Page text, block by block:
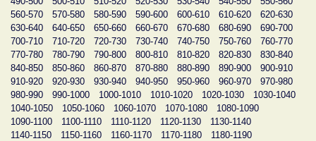
560-570
570-580 580-590 590-600 600-610 610-620
620-630
630-640
640-650 650-660 660-670 670-680 680-690
690-700
700-710
710-720 720-730 730-740 740-750 750-760
760-770
770-780
780-790 790-800 800-810 810-820 820-830
830-840
840-850
850-860 860-870 870-880 880-890 890-900
900-910
910-920
920-930 930-940 940-950 950-960 960-970
970-980
980-990
990-1000 1000-1010 1010-1020 1020-1030
1030-1040
1040-1050
1050-1060 1060-1070 1070-1080
1080-1090
1090-1100
1100-1110 1110-1120 1120-1130
1130-1140
1140-1150
1150-1160 1160-1170 1170-1180
1180-1190